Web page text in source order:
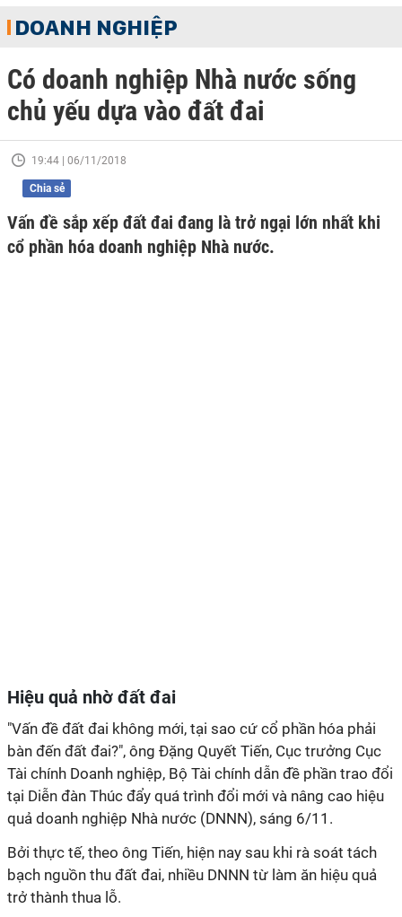
DOANH NGHIỆP
Có doanh nghiệp Nhà nước sống
chủ yếu dựa vào đất đai
19:44 | 06/11/2018
Chia sẻ
Vấn đề sắp xếp đất đai đang là trở ngại lớn nhất khi
cổ phần hóa doanh nghiệp Nhà nước.
Hiệu quả nhờ đất đai
"Vấn đề đất đai không mới, tại sao cứ cổ phần hóa phải
bàn đến đất đai?", ông Đặng Quyết Tiến, Cục trưởng Cục
Tài chính Doanh nghiệp, Bộ Tài chính dẫn đề phần trao đổi
tại Diễn đàn Thúc đẩy quá trình đổi mới và nâng cao hiệu
quả doanh nghiệp Nhà nước (DNNN), sáng 6/11.
Bởi thực tế, theo ông Tiến, hiện nay sau khi rà soát tách
bạch nguồn thu đất đai, nhiều DNNN từ làm ăn hiệu quả
trở thành thua lỗ.